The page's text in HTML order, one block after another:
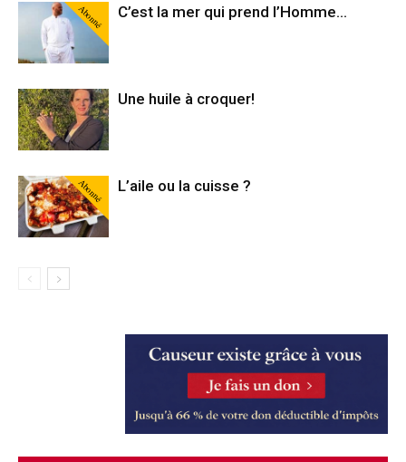
Abonné C’est la mer qui prend l’Homme…
Une huile à croquer!
Abonné L’aile ou la cuisse ?